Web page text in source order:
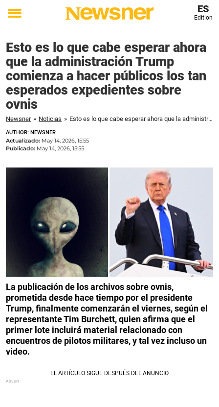
Toggle
ES
Edition
Esto es lo que cabe esperar ahora
que la administración Trump
comienza a hacer públicos los tan
esperados expedientes sobre
ovnis
Newsner » Noticias » Esto es lo que cabe esperar ahora que la administración Trump comienza a hacer públicos los tan esperados expedientes sobre ovnis
AUTHOR: NEWSNER
Actualizado: May 14, 2026, 15:55
Publicado: May 14, 2026, 15:55
La publicación de los archivos sobre ovnis,
prometida desde hace tiempo por el presidente
Trump, finalmente comenzarán el viernes, según el
representante Tim Burchett, quien afirma que el
primer lote incluirá material relacionado con
encuentros de pilotos militares, y tal vez incluso un
video.